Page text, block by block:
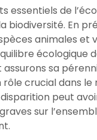
essentiels de
biodiversité. En
animales et
écologique
sa
rôle crucial dans
peut
sur